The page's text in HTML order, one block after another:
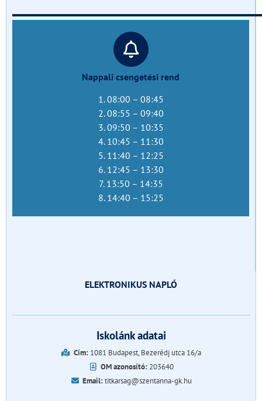
Nappali csengetési rend
1. 08:00 – 08:45
2. 08:55 – 09:40
3. 09:50 – 10:35
4. 10:45 – 11:30
5. 11:40 – 12:25
6. 12:45 – 13:30
7. 13:50 – 14:35
8. 14:40 – 15:25
ELEKTRONIKUS NAPLÓ
Iskolánk adatai
Cím:1081 Budapest, Bezerédj utca 16/a
OM azonosító: 203640
Email:titkarsag@szentanna-gk.hu